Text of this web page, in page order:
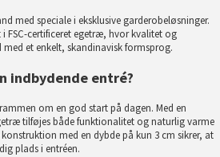
med speciale i eksklusive garderobeløsninger.
FSC-certificeret egetræ, hvor kvalitet og
et enkelt, skandinavisk formsprog.
indbydende entré?
om en god start på dagen. Med en
tilføjes både funktionalitet og naturlig varme
med en dybde på kun 3 cm sikrer, at
plads i entréen.